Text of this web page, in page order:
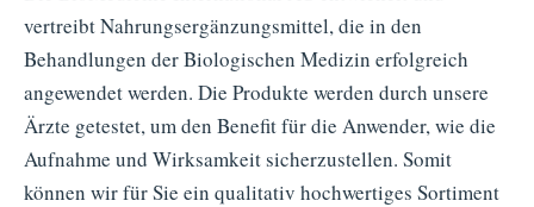
vertreibt Nahrungsergänzungsmittel, die in den
Behandlungen der Biologischen Medizin erfolgreich
angewendet werden. Die Produkte werden durch unsere
Ärzte getestet, um den Benefit für die Anwender, wie die
Aufnahme und Wirksamkeit sicherzustellen. Somit
können wir für Sie ein qualitativ hochwertiges Sortiment